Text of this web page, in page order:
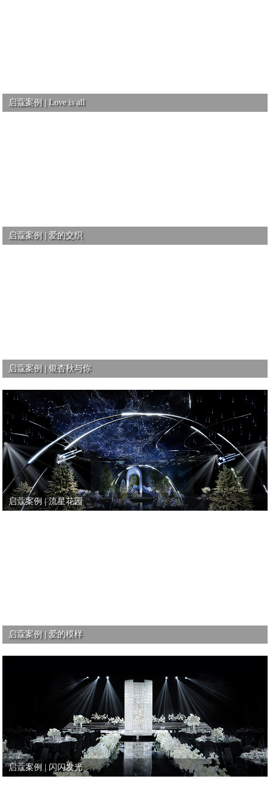
启蔻案例 | Love is all
启蔻案例 | 爱的交织
启蔻案例 | 银杏秋与你
启蔻案例 | 流星花园
启蔻案例 | 爱的模样
启蔻案例 | 闪闪发光